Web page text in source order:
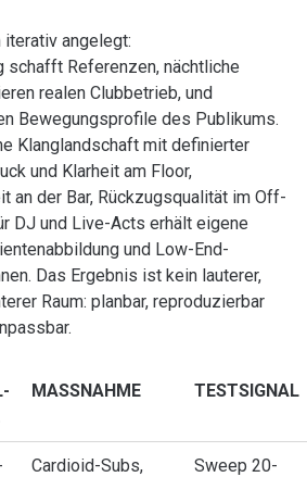
angelegt:
schafft Referenzen, nächtliche
realen Clubbetrieb, und
Bewegungsprofile des Publikums.
Klanglandschaft mit definierter
und Klarheit am Floor,
an der Bar, Rückzugsqualität im Off-
DJ und Live-Acts erhält eigene
und Low-End-
Das Ergebnis ist kein lauterer,
Raum: planbar, reproduzierbar
MASSNAHME TESTSIGNAL
Cardioid-Subs,
Sweep 20-